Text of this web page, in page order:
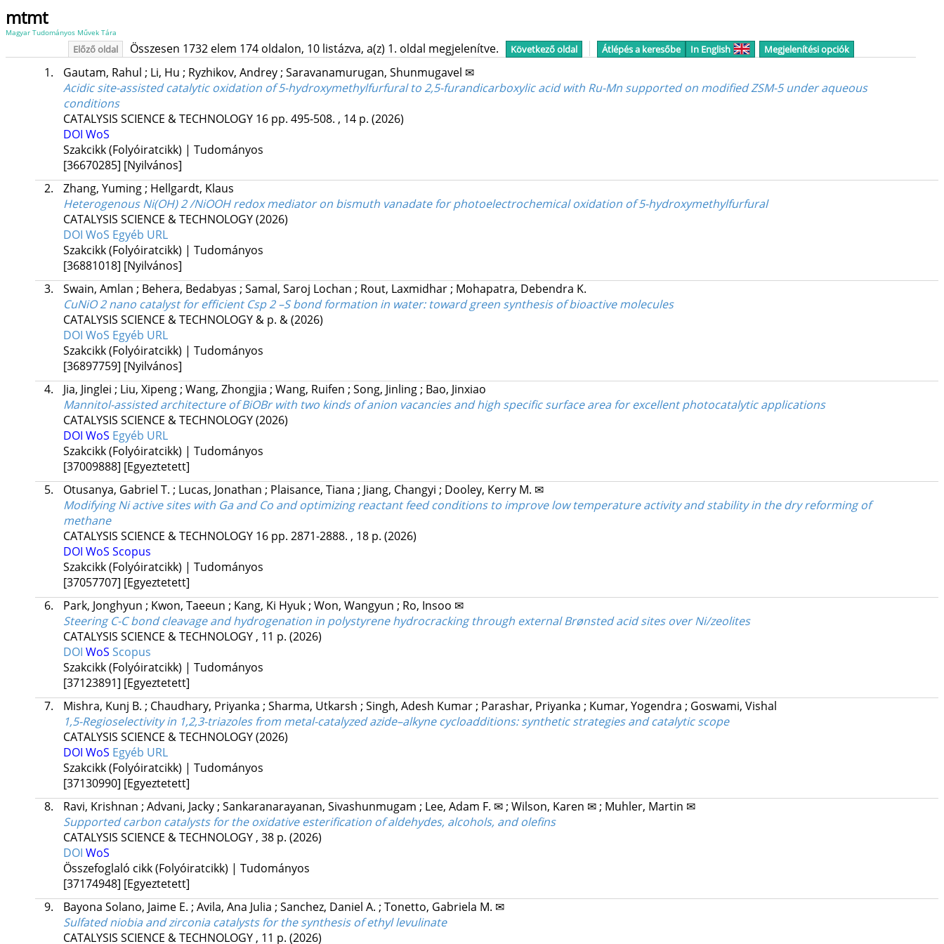
mtmt
Magyar Tudományos Művek Tára
Előző oldal Összesen 1732 elem 174 oldalon, 10 listázva, a(z) 1. oldal megjelenítve. Következő oldal Átlépés a keresőbe In English Megjelenítési opciók
1. Gautam, Rahul ; Li, Hu ; Ryzhikov, Andrey; Saravanamurugan, Shunmugavel ✉
Acidic site-assisted catalytic oxidation of 5-hydroxymethylfurfural to 2,5-furandicarboxylic acid with Ru-Mn supported on modified ZSM-5 under aqueous
conditions
CATALYSIS SCIENCE & TECHNOLOGY 16 pp. 495-508. , 14 p. (2026)
DOI WoS
Szakcikk (Folyóiratcikk) | Tudományos
[36670285] [Nyilvános]
2.
Zhang, Yuming; Hellgardt, Klaus
Heterogenous Ni(OH) 2 /NiOOH redox mediator on bismuth vanadate for photoelectrochemical oxidation of 5-hydroxymethylfurfural
CATALYSIS SCIENCE & TECHNOLOGY(2026)
DOI WoS Egyéb URL
Szakcikk (Folyóiratcikk) | Tudományos
[36881018] [Nyilvános]
3.
Swain, Amlan ; Behera, Bedabyas ; Samal, Saroj Lochan ; Rout, Laxmidhar; Mohapatra, Debendra K.
CuNiO 2 nano catalyst for efficient Csp 2 –S bond formation in water: toward green synthesis of bioactive molecules
CATALYSIS SCIENCE & TECHNOLOGY & p. &(2026)
DOI WoS Egyéb URL
Szakcikk (Folyóiratcikk) | Tudományos
[36897759] [Nyilvános]
4.
Jia, Jinglei ; Liu, Xipeng; Wang, Zhongjia ; Wang, Ruifen ; Song, Jinling; Bao, Jinxiao
Mannitol-assisted architecture of BiOBr with two kinds of anion vacancies and high specific surface area for excellent photocatalytic applications
CATALYSIS SCIENCE & TECHNOLOGY(2026)
DOI WoS Egyéb URL
Szakcikk (Folyóiratcikk) | Tudományos
[37009888] [Egyeztetett]
5.
Otusanya, Gabriel T. ; Lucas, Jonathan ; Plaisance, Tiana ; Jiang, Changyi ; Dooley, Kerry M. ✉
Modifying Ni active sites with Ga and Co and optimizing reactant feed conditions to improve low temperature activity and stability in the dry reforming of
methane
CATALYSIS SCIENCE & TECHNOLOGY 16 pp. 2871-2888. , 18 p. (2026)
DOI WoS Scopus
Szakcikk (Folyóiratcikk) | Tudományos
[37057707] [Egyeztetett]
6.
Park, Jonghyun ; Kwon, Taeeun ; Kang, Ki Hyuk; Won, Wangyun ; Ro, Insoo ✉
Steering C-C bond cleavage and hydrogenation in polystyrene hydrocracking through external Brønsted acid sites over Ni/zeolites
CATALYSIS SCIENCE & TECHNOLOGY, 11 p. (2026)
DOI WoS Scopus
Szakcikk (Folyóiratcikk) | Tudományos
[37123891] [Egyeztetett]
7.
Mishra, Kunj B. ; Chaudhary, Priyanka ; Sharma, Utkarsh ; Singh, Adesh Kumar; Parashar, Priyanka ; Kumar, Yogendra ; Goswami, Vishal
1,5-Regioselectivity in 1,2,3-triazoles from metal-catalyzed azide–alkyne cycloadditions: synthetic strategies and catalytic scope
CATALYSIS SCIENCE & TECHNOLOGY(2026)
DOI WoS Egyéb URL
Szakcikk (Folyóiratcikk) | Tudományos
[37130990] [Egyeztetett]
8.
Ravi, Krishnan ; Advani, Jacky; Sankaranarayanan, Sivashunmugam ; Lee, Adam F. ✉; Wilson, Karen ✉; Muhler, Martin ✉
Supported carbon catalysts for the oxidative esterification of aldehydes, alcohols, and olefins
CATALYSIS SCIENCE & TECHNOLOGY, 38 p. (2026)
DOI WoS
Összefoglaló cikk (Folyóiratcikk) | Tudományos
[37174948] [Egyeztetett]
9.
Bayona Solano, Jaime E. ; Avila, Ana Julia ; Sanchez, Daniel A. ; Tonetto, Gabriela M. ✉
Sulfated niobia and zirconia catalysts for the synthesis of ethyl levulinate
CATALYSIS SCIENCE & TECHNOLOGY, 11 p. (2026)